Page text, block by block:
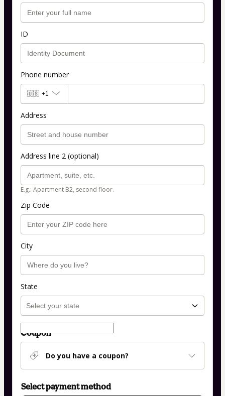
ID
Phone number
🇺🇸 +1
Address
Address line 2 (optional)
E.g.: Apartment B2, second floor.
Zip Code
City
State
Coupon
Do you have a coupon?
Select payment method